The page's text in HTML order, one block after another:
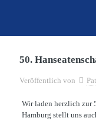
50.
Veröffentlich von
Wir laden herzlich zur
Hamburg stellt uns